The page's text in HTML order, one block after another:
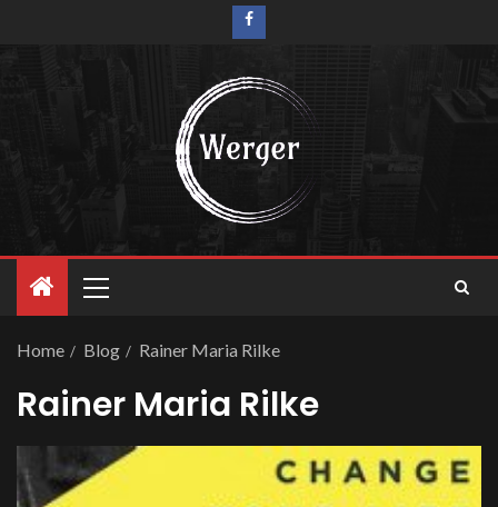
Home Blog Rainer Maria Rilke
Rainer Maria Rilke